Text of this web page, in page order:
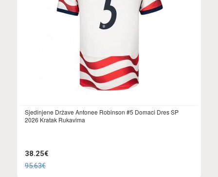
Sjedinjene Države Antonee Robinson #5 Domaci Dres SP
2026 Kratak Rukavima
38.25€
95.63€